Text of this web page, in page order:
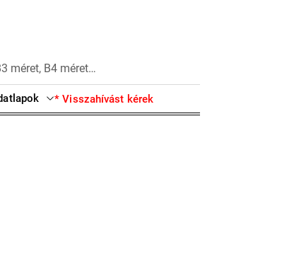
méret, B4 méret…
* Visszahívást kérek